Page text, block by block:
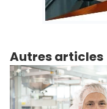
Autres articles